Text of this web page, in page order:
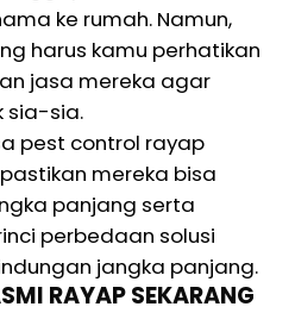
ke rumah. Namun,
harus kamu perhatikan
jasa mereka agar
sia-sia.
pest control rayap
mereka bisa
panjang serta
perbedaan solusi
jangka panjang.
RAYAP SEKARANG